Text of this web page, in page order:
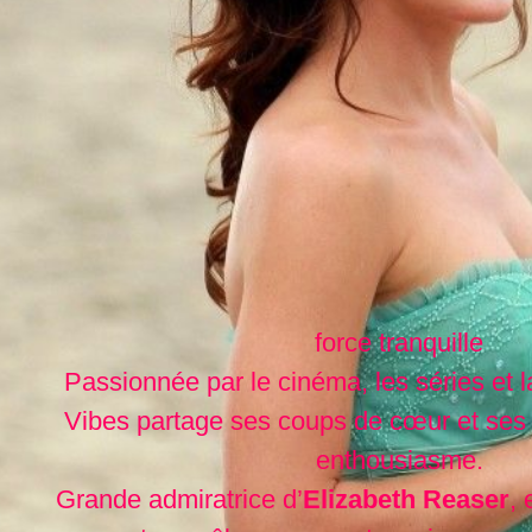
force tranquille
Passionnée par le cinéma, les séries et
Vibes partage ses coups de cœur et
enthousiasme.
Grande admiratrice d’Elizabeth Reaser,